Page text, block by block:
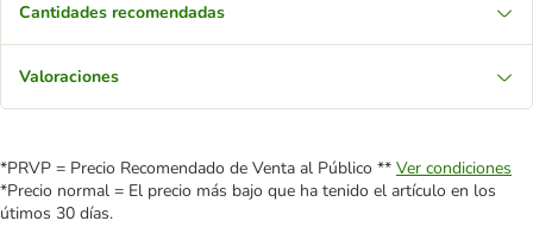
Cantidades recomendadas
Valoraciones
*PRVP = Precio Recomendado de Venta al Público ** Ver condiciones
*Precio normal = El precio más bajo que ha tenido el artículo en los
útimos 30 días.